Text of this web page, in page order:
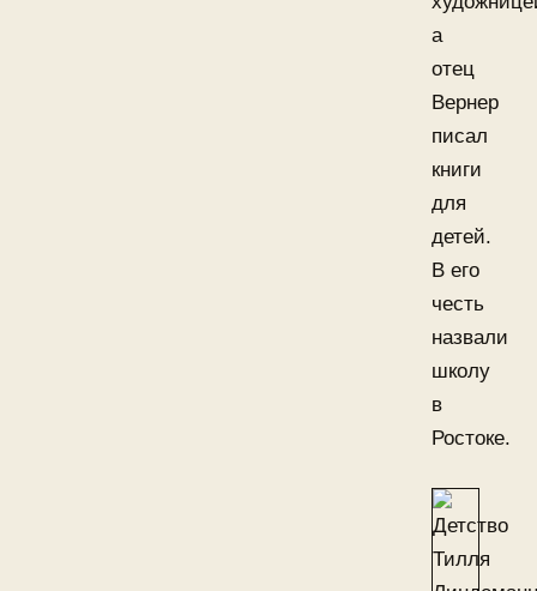
а
отец
Вернер
писал
книги
для
детей.
В его
честь
назвали
школу
в
Ростоке.